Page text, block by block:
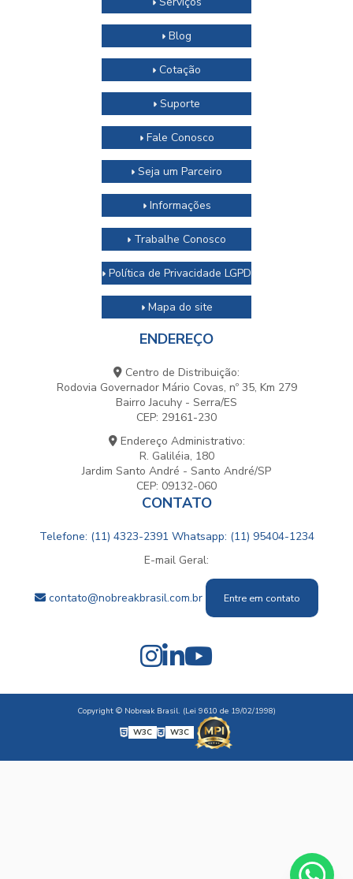
Blog
Cotação
Suporte
Fale Conosco
Seja um Parceiro
Informações
Trabalhe Conosco
Política de Privacidade LGPD
Mapa do site
ENDEREÇO
Centro de Distribuição:
Rodovia Governador Mário Covas, nº 35, Km 279
Bairro Jacuhy - Serra/ES
CEP: 29161-230
Endereço Administrativo:
R. Galiléia, 180
Jardim Santo André - Santo André/SP
CEP: 09132-060
CONTATO
Telefone: (11) 4323-2391 Whatsapp: (11) 95404-1234
E-mail Geral:
contato@nobreakbrasil.com.br Entre em contato
Copyright © Nobreak Brasil. (Lei 9610 de 19/02/1998)
W3C
W3C